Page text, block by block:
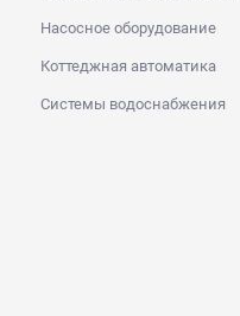
Насосное оборудование
Коттеджная автоматика
Системы водоснабжения